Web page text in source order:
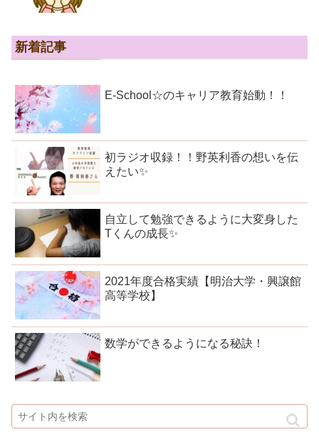
新着記事
E-School☆のキャリア教育始動！！
初ラジオ収録！！野英利香の想いを伝
えたい✨
自立して勉強できるように大変身した
Tくんの成長✨
2021年度合格実績【明治大学・興譲館
高等学校】
数学ができるようになる秘訣！